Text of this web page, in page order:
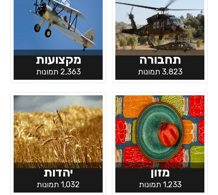
תחבורה
3,823 תמונות
מקצועות
2,363 תמונות
מזון
1,233 תמונות
יהדות
1,032 תמונות